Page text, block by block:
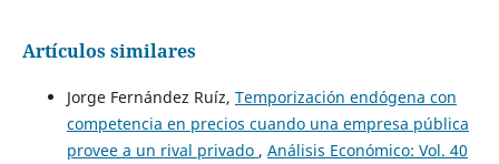
Artículos similares
Jorge Fernández Ruíz, Temporización endógena con
competencia en precios cuando una empresa pública
provee a un rival privado , Análisis Económico: Vol. 40